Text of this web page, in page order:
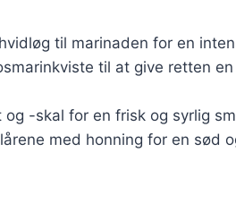
til marinaden for en
til at give retten
-skal for en frisk og syrlig
med honning for en sød